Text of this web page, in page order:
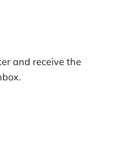
and receive the